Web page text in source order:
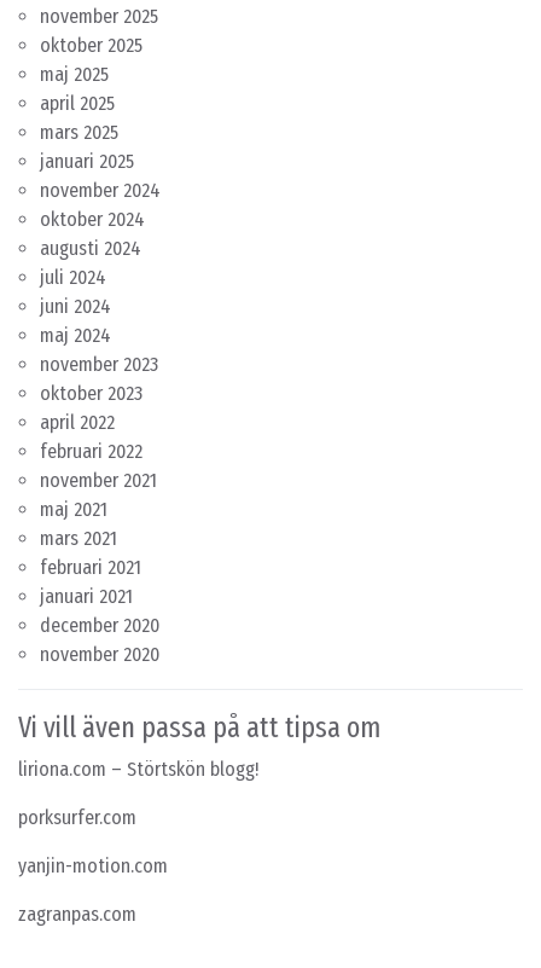
november 2025
oktober 2025
maj 2025
april 2025
mars 2025
januari 2025
november 2024
oktober 2024
augusti 2024
juli 2024
juni 2024
maj 2024
november 2023
oktober 2023
april 2022
februari 2022
november 2021
maj 2021
mars 2021
februari 2021
januari 2021
december 2020
november 2020
Vi vill även passa på att tipsa om
liriona.com – Störtskön blogg!
porksurfer.com
yanjin-motion.com
zagranpas.com